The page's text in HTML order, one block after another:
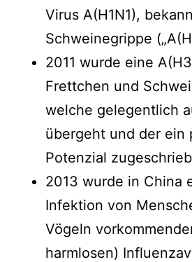
Virus A(H1N1),
Schweinegrippe
2011 wurde eine
Frettchen und
welche gelegentlich
übergeht und der ein
Potenzial
2013 wurde in China
Infektion von
Vögeln
harmlosen)